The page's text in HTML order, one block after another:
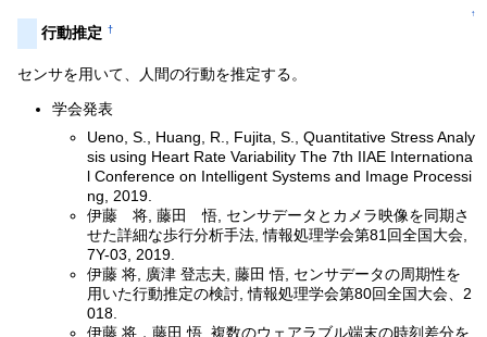
↑
行動推定 †
センサを用いて、人間の行動を推定する。
学会発表
Ueno, S., Huang, R., Fujita, S., Quantitative Stress Analy
sis using Heart Rate Variability The 7th IIAE Internationa
l Conference on Intelligent Systems and Image Processi
ng, 2019.
伊藤 将, 藤田 悟, センサデータとカメラ映像を同期さ
せた詳細な歩行分析手法, 情報処理学会第81回全国大会,
7Y-03, 2019.
伊藤 将, 廣津 登志夫, 藤田 悟, センサデータの周期性を
用いた行動推定の検討, 情報処理学会第80回全国大会、2
018.
伊藤 将，藤田 悟, 複数のウェアラブル端末の時刻差分を